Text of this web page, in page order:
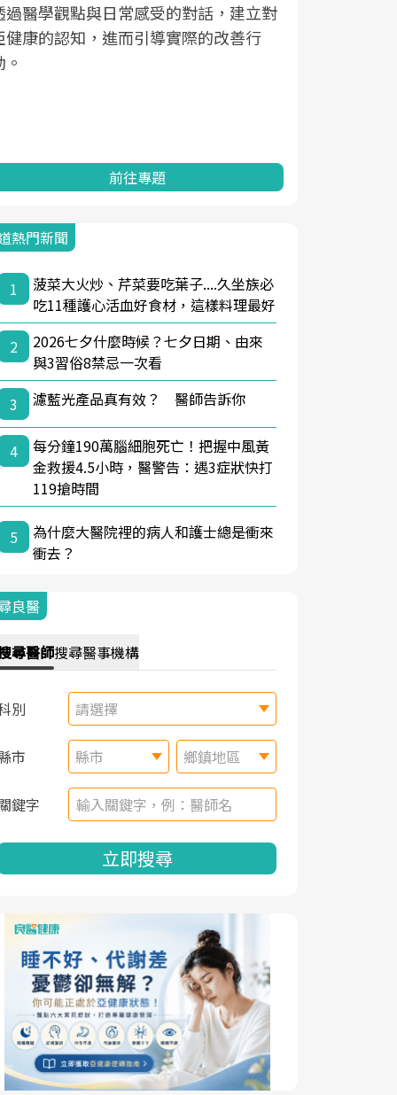
過醫學觀點與日常感受的對話，建立對
健康的認知，進而引導實際的改善行
前往專題
熱門新聞
1
菠菜大火炒、芹菜要吃葉子....久坐族必
吃11種護心活血好食材，這樣料理最好
2
2026七夕什麼時候？七夕日期、由來
與3習俗8禁忌一次看
3
濾藍光產品真有效？ 醫師告訴你
4
每分鐘190萬腦細胞死亡！把握中風黃
金救援4.5小時，醫警告：遇3症狀快打
119搶時間
5
為什麼大醫院裡的病人和護士總是衝來
衝去？
良醫
尋醫師搜尋醫事機構
別 請選擇
市 縣市 鄉鎮地區
鍵字
立即搜尋